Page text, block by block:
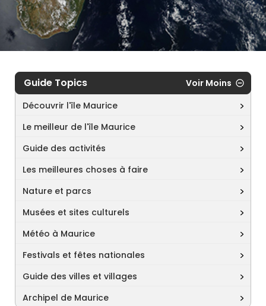
Guide Topics
Voir Moins
Découvrir l'île Maurice
Le meilleur de l'île Maurice
Guide des activités
Les meilleures choses à faire
Nature et parcs
Musées et sites culturels
Météo à Maurice
Festivals et fêtes nationales
Guide des villes et villages
Archipel de Maurice